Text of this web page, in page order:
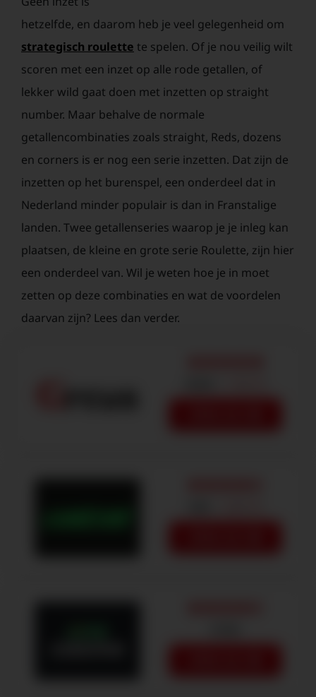
hetzelfde, en daarom heb je veel gelegenheid om
strategisch roulette te spelen. Of je nou veilig wilt
scoren met een inzet op alle rode getallen, of
lekker wild gaat doen met inzetten op straight
number. Maar behalve de normale
getallencombinaties zoals straight, Reds, dozens
en corners is er nog een serie inzetten. Dat zijn de
inzetten op het burenspel, een onderdeel dat in
Nederland minder populair is dan in Franstalige
landen. Twee getallenseries waarop je je inleg kan
plaatsen, de kleine en grote serie Roulette, zijn hier
een onderdeel van. Wil je weten hoe je in moet
zetten op deze combinaties en wat de voordelen
daarvan zijn? Lees dan verder.